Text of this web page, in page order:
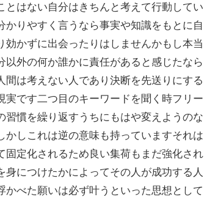
はない自分はきちんと考えて行動してい
りやすく言うなら事実や知識をもとに自
かずに出会ったりはしませんかもし本当
外の何か誰かに責任があると感じたなら
は考えない人であり決断を先送りにする
です二つ目のキーワードを聞く時フリー
慣を繰り返すうちにもはや変えようのな
しこれは逆の意味も持っていますそれは
定化されるため良い集荷もまだ強化され
につけたかによってその人が成功する人
べた願いは必ず叶うといった思想として